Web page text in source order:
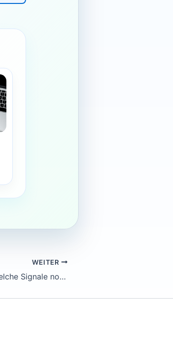
WEITER
KI-Bewerbungsflut 2026: Welche Signale noch wirken